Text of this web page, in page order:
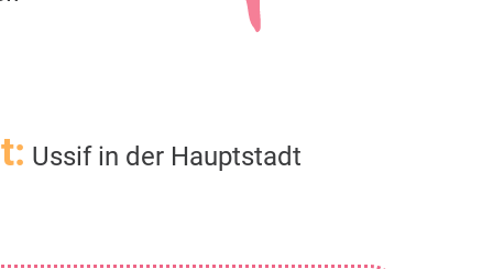
Ussif in der Hauptstadt